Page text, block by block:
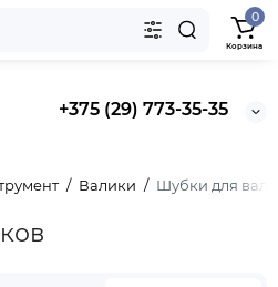
+375 (29) 773-35-35
0
Корзина
Валики Шубки для